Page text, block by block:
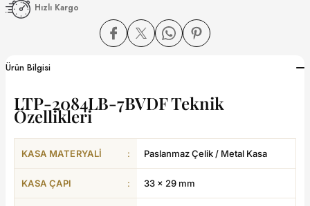
Hızlı Kargo
Ürün Bilgisi
LTP-2084LB-7BVDF Teknik
Özellikleri
KASA MATERYALI : Paslanmaz Çelik / Metal Kasa
KASA ÇAPI : 33 × 29 mm